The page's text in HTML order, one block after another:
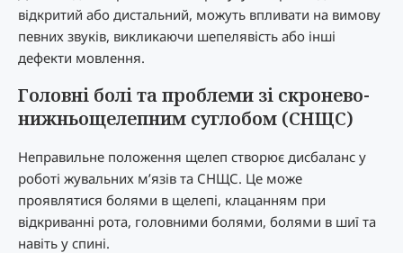
відкритий або дистальний, можуть впливати на вимову
певних звуків, викликаючи шепелявість або інші
дефекти мовлення.
Головні болі та проблеми зі скронево-
нижньощелепним суглобом (СНЩС)
Неправильне положення щелеп створює дисбаланс у
роботі жувальних м’язів та СНЩС. Це може
проявлятися болями в щелепі, клацанням при
відкриванні рота, головними болями, болями в шиї та
навіть у спині.